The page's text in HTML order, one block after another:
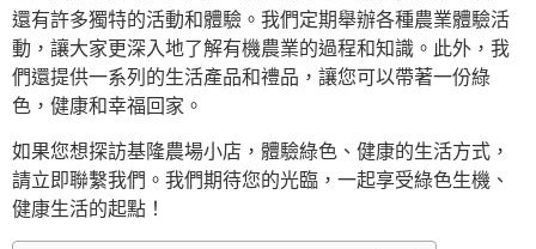
還有許多獨特的活動和體驗。我們定期舉辦各種農業體驗活
動，讓大家更深入地了解有機農業的過程和知識。此外，我
們還提供一系列的生活產品和禮品，讓您可以帶著一份綠
色，健康和幸福回家。
如果您想探訪基隆農場小店，體驗綠色、健康的生活方式，
請立即聯繫我們。我們期待您的光臨，一起享受綠色生機、
健康生活的起點！